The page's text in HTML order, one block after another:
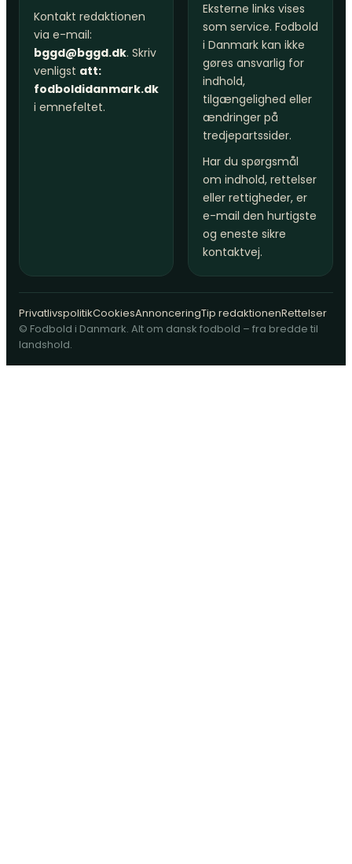
Kontakt redaktionen
via e-mail:
bggd@bggd.dk. Skriv
venligst att:
fodboldidanmark.dk
i emnefeltet.
Eksterne links vises
som service. Fodbold
i Danmark kan ikke
gøres ansvarlig for
indhold,
tilgængelighed eller
ændringer på
tredjepartssider.
Har du spørgsmål
om indhold, rettelser
eller rettigheder, er
e-mail den hurtigste
og eneste sikre
kontaktvej.
PrivatlivspolitikCookiesAnnonceringTip redaktionenRettelser
© Fodbold i Danmark. Alt om dansk fodbold – fra bredde til
landshold.